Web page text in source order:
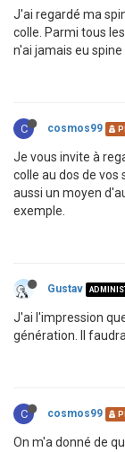
J'ai regardé ma
colle. Parmi tous
n'ai jamais eu
C cosmos99
Je vous invite à
colle au dos de vos
aussi un moyen
exemple.
Gustav
J'ai l'impression
génération. Il
C cosmos99
On m'a donné de